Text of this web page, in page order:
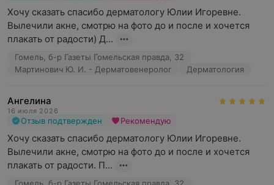
Хочу сказать спасибо дерматологу Юлии Игоревне.
Вылечили акне, смотрю на фото до и после и хочется
плакать от радости) Д...
Гомель, б-р Газеты Гомельская правда, 32
Мартинович Ю. И. - Дерматовенеролог
Дерматология
Ангелина
16 июля 2026
Отзыв подтвержден Рекомендую
Хочу сказать спасибо дерматологу Юлии Игоревне.
Вылечили акне, смотрю на фото до и после и хочется
плакать от радости. П...